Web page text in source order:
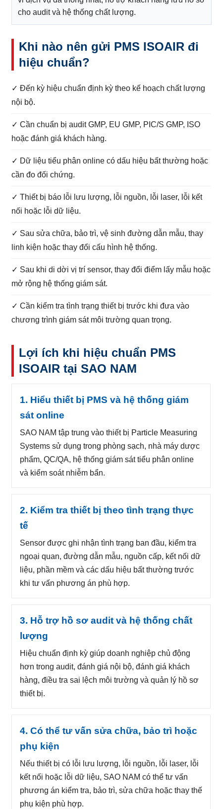
cho audit và hệ thống chất lượng.
Khi nào nên gửi PMS ISOAIR đi
hiệu chuẩn?
✓ Đến kỳ hiệu chuẩn định kỳ theo kế hoạch chất lượng
nội bộ.
✓ Cần chuẩn bị audit GMP, EU GMP, PIC/S GMP, ISO
hoặc đánh giá khách hàng.
✓ Dữ liệu tiểu phân online có dấu hiệu bất thường hoặc
cần đo đối chứng.
✓ Thiết bị báo lỗi lưu lượng, lỗi nguồn, lỗi laser, lỗi kết
nối hoặc lỗi dữ liệu.
✓ Sau sửa chữa, bảo trì, vệ sinh đường dẫn mẫu, thay
linh kiện hoặc thay đổi cấu hình hệ thống.
✓ Sau khi di dời vị trí sensor, thay đổi điểm lấy mẫu hoặc
mở rộng hệ thống giám sát.
✓ Cần kiểm tra tình trạng thiết bị trước khi đưa vào
chương trình giám sát môi trường quan trọng.
Lợi ích khi hiệu chuẩn PMS
ISOAIR tại SAO NAM
1. Hiểu thiết bị PMS và hệ thống giám
sát online
SAO NAM tập trung vào thiết bị Particle Measuring
Systems sử dụng trong phòng sạch, nhà máy dược
phẩm, QC/QA, hệ thống giám sát tiểu phân online
và kiểm soát nhiễm bẩn.
2. Kiểm tra thiết bị theo tình trạng thực
tế
Sensor được ghi nhận tình trạng ban đầu, kiểm tra
ngoại quan, đường dẫn mẫu, nguồn cấp, kết nối dữ
liệu, phần mềm và các dấu hiệu bất thường trước
khi tư vấn phương án phù hợp.
3. Hỗ trợ hồ sơ audit và hệ thống chất
lượng
Hiệu chuẩn định kỳ giúp doanh nghiệp chủ động
hơn trong audit, đánh giá nội bộ, đánh giá khách
hàng, điều tra sai lệch môi trường và quản lý hồ sơ
thiết bị.
4. Có thể tư vấn sửa chữa, bảo trì hoặc
phụ kiện
Nếu thiết bị có lỗi lưu lượng, lỗi nguồn, lỗi laser, lỗi
kết nối hoặc lỗi dữ liệu, SAO NAM có thể tư vấn
phương án kiểm tra, bảo trì, sửa chữa hoặc thay thế
phụ kiện phù hợp.